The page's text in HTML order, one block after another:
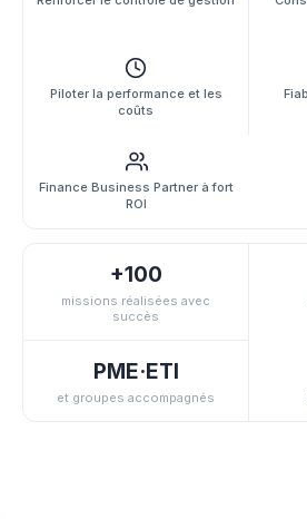
Piloter la performance et les
coûts
Finance Business Partner à fort
ROI
+100
missions réalisées avec
succès
PME·ETI
et groupes accompagnés